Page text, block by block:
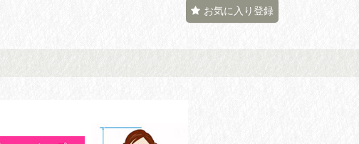
お気に入り登録